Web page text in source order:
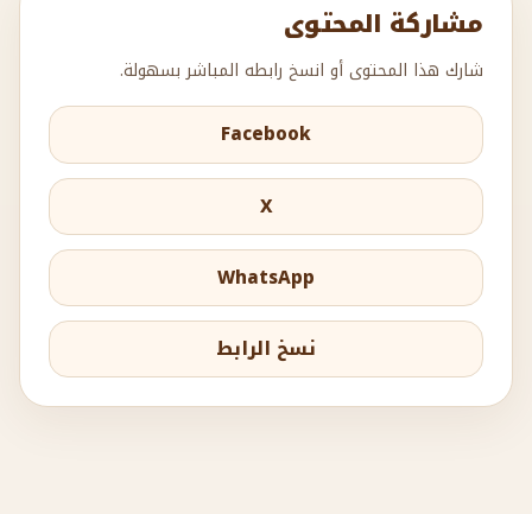
مشاركة المحتوى
شارك هذا المحتوى أو انسخ رابطه المباشر بسهولة.
Facebook
X
WhatsApp
نسخ الرابط